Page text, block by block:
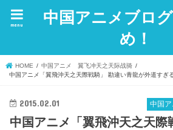
中国アニメブロ
め！
menu
HOME
中国アニメ 翼飞冲天之天际战骑
中国アニメ「翼飛沖天之天際戦騎」 勘違い青龍が外道すぎ
中国
2015.02.01
中国アニメ「翼飛沖天之天際